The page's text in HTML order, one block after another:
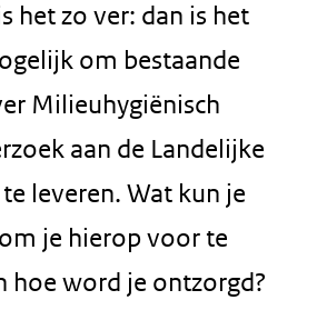
het zo ver: dan is het
om bestaande
Milieuhygiënisch
aan de Landelijke
leveren. Wat kun je
je hierop voor te
hoe word je ontzorgd?